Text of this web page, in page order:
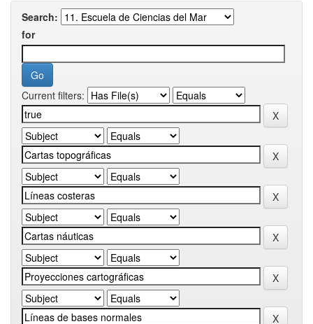
Search:
for
Current filters: